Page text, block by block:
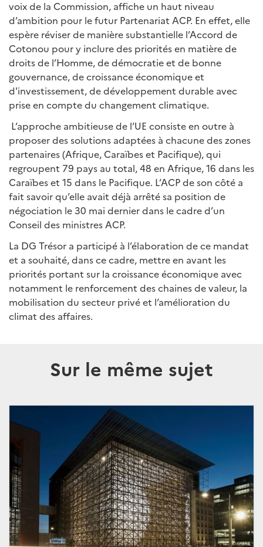
voix de la Commission, affiche un haut niveau
d’ambition pour le futur Partenariat ACP. En effet, elle
espère réviser de manière substantielle l’Accord de
Cotonou pour y inclure des priorités en matière de
droits de l’Homme, de démocratie et de bonne
gouvernance, de croissance économique et
d'investissement, de développement durable avec
prise en compte du changement climatique.
L’approche ambitieuse de l’UE consiste en outre à
proposer des solutions adaptées à chacune des zones
partenaires (Afrique, Caraïbes et Pacifique), qui
regroupent 79 pays au total, 48 en Afrique, 16 dans les
Caraïbes et 15 dans le Pacifique. L’ACP de son côté a
fait savoir qu’elle avait déjà arrêté sa position de
négociation le 30 mai dernier dans le cadre d’un
Conseil des ministres ACP.
La DG Trésor a participé à l’élaboration de ce mandat
et a souhaité, dans ce cadre, mettre en avant les
priorités portant sur la croissance économique avec
notamment le renforcement des chaines de valeur, la
mobilisation du secteur privé et l’amélioration du
climat des affaires.
Sur le même sujet